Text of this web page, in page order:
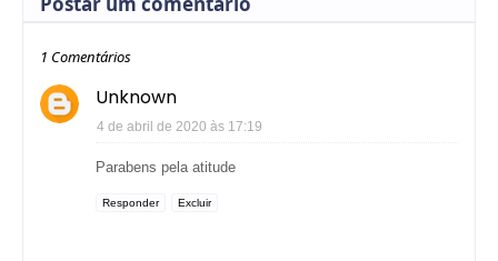
1 Comentários
Unknown
4 de abril de 2020 às 17:19
Parabens pela atitude
Responder Excluir